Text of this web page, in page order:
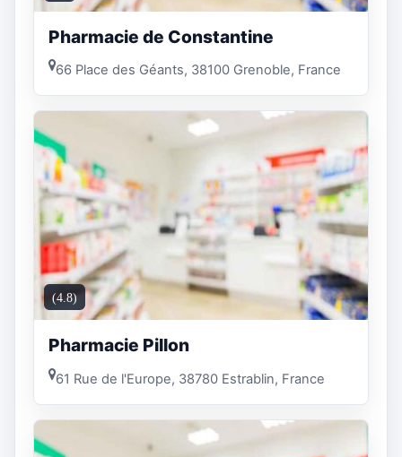
Pharmacie de Constantine
66 Place des Géants, 38100 Grenoble, France
(4.8)
Pharmacie Pillon
61 Rue de l'Europe, 38780 Estrablin, France